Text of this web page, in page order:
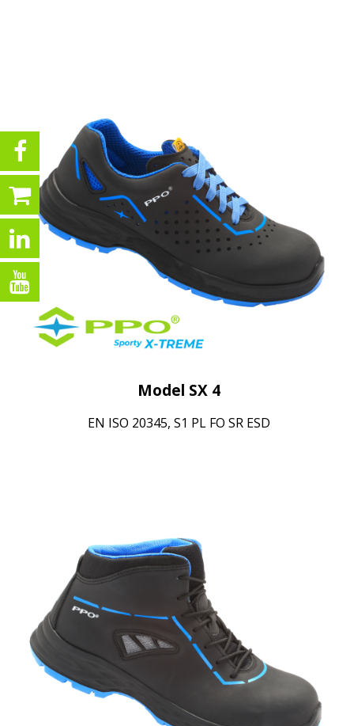
Model SX 4
EN ISO 20345, S1 PL FO SR ESD